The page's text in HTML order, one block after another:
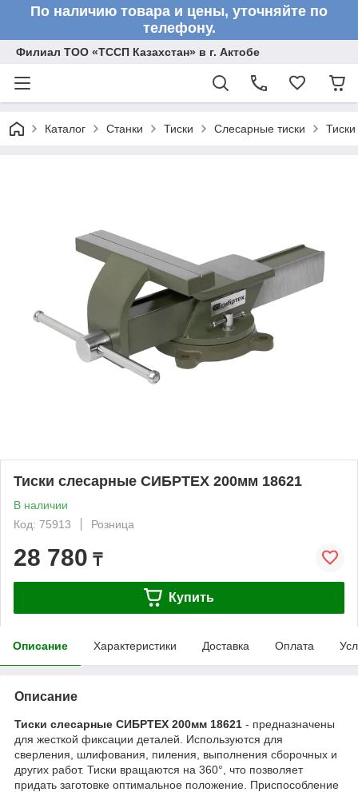
По наличию товара и цены, уточняйте по
телефону.
Филиал ТОО «ТССП Казахстан» в г. Актобе
Каталог Станки Тиски Слесарные тиски
Тиски слесарные СИБРТЕХ 200мм 18621
В наличии
Код: 75913
Розница
28 780 ₸
Купить
Описание Характеристики Доставка Оплата
Описание
Тиски слесарные СИБРТЕХ 200мм 18621 - предназначены
для жесткой фиксации деталей. Используются для
сверления, шлифования, пиления, выполнения сборочных и
других работ. Тиски вращаются на 360°, что позволяет
придать заготовке оптимальное положение. Приспособление